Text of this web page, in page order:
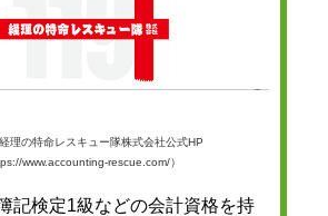
理の特命レスキュー隊株式会社公式HP
www.accounting-rescue.com/）
記検定1級などの会計資格を持